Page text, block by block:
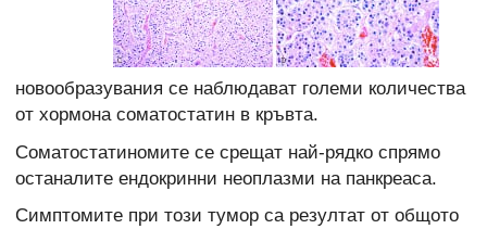
новообразувания се наблюдават големи количества
от хормона соматостатин в кръвта.
Соматостатиномите се срещат най-рядко спрямо
останалите ендокринни неоплазми на панкреаса.
Симптомите при този тумор са резултат от общото